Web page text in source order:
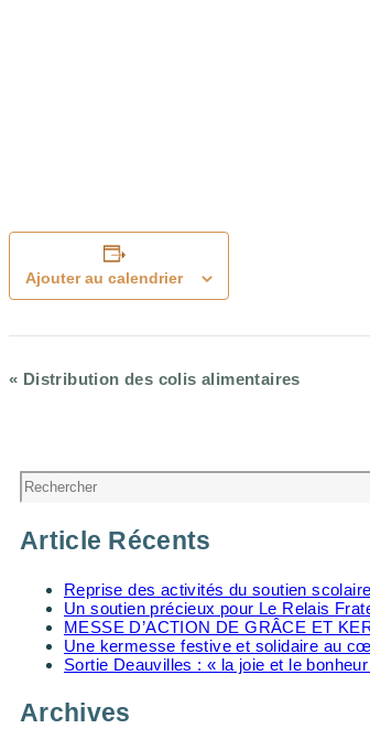
Ajouter au calendrier
Navigation
« Distribution des colis alimentaires
Rechercher
Article Récents
Reprise des activités du soutien scolaire
Un soutien précieux pour Le Relais
MESSE D’ACTION DE GRÂCE ET
Une kermesse festive et solidaire au
Sortie Deauvilles : « la joie et le
Archives